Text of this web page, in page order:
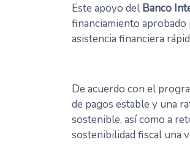
Este apoyo delBanco
financiamiento
asistencia financiera
De acuerdo con el
de pagos estable y una
sostenible, así como a
sostenibilidad fiscal una